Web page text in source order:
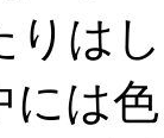
りは
には